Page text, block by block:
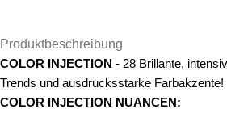
Produktbeschreibung
COLOR INJECTION - 28 Brillante,
Trends und ausdrucksstarke Farbakzente!
COLOR INJECTION NUANCEN: